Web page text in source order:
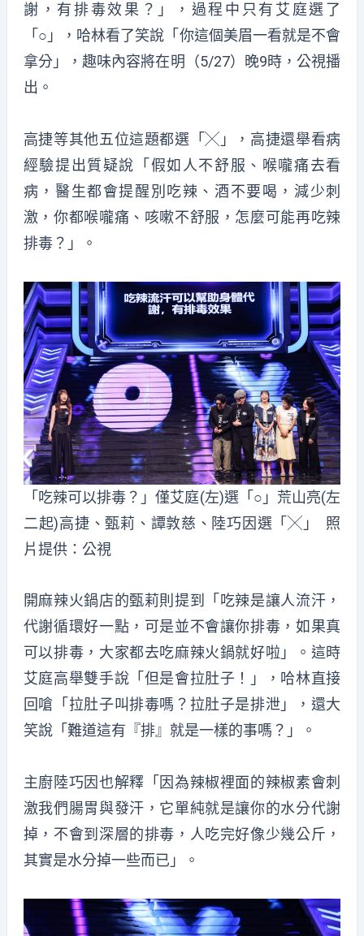
謝，有排毒效果？」，過程中只有艾庭選了
「○」，哈林看了笑說「你這個美眉一看就是不會
拿分」，趣味內容將在明（5/27）晚9時，公視播
出。
高捷等其他五位這題都選「╳」，高捷還舉看病
經驗提出質疑說「假如人不舒服、喉嚨痛去看
病，醫生都會提醒別吃辣、酒不要喝，減少刺
激，你都喉嚨痛、咳嗽不舒服，怎麼可能再吃辣
排毒？」。
「吃辣可以排毒？」僅艾庭(左)選「○」荒山亮(左
二起)高捷、甄莉、譚敦慈、陸巧因選「╳」 照
片提供：公視
開麻辣火鍋店的甄莉則提到「吃辣是讓人流汗，
代謝循環好一點，可是並不會讓你排毒，如果真
可以排毒，大家都去吃麻辣火鍋就好啦」。這時
艾庭高舉雙手說「但是會拉肚子！」，哈林直接
回嗆「拉肚子叫排毒嗎？拉肚子是排泄」，還大
笑說「難道這有『排』就是一樣的事嗎？」。
主廚陸巧因也解釋「因為辣椒裡面的辣椒素會刺
激我們腸胃與發汗，它單純就是讓你的水分代謝
掉，不會到深層的排毒，人吃完好像少幾公斤，
其實是水分掉一些而已」。